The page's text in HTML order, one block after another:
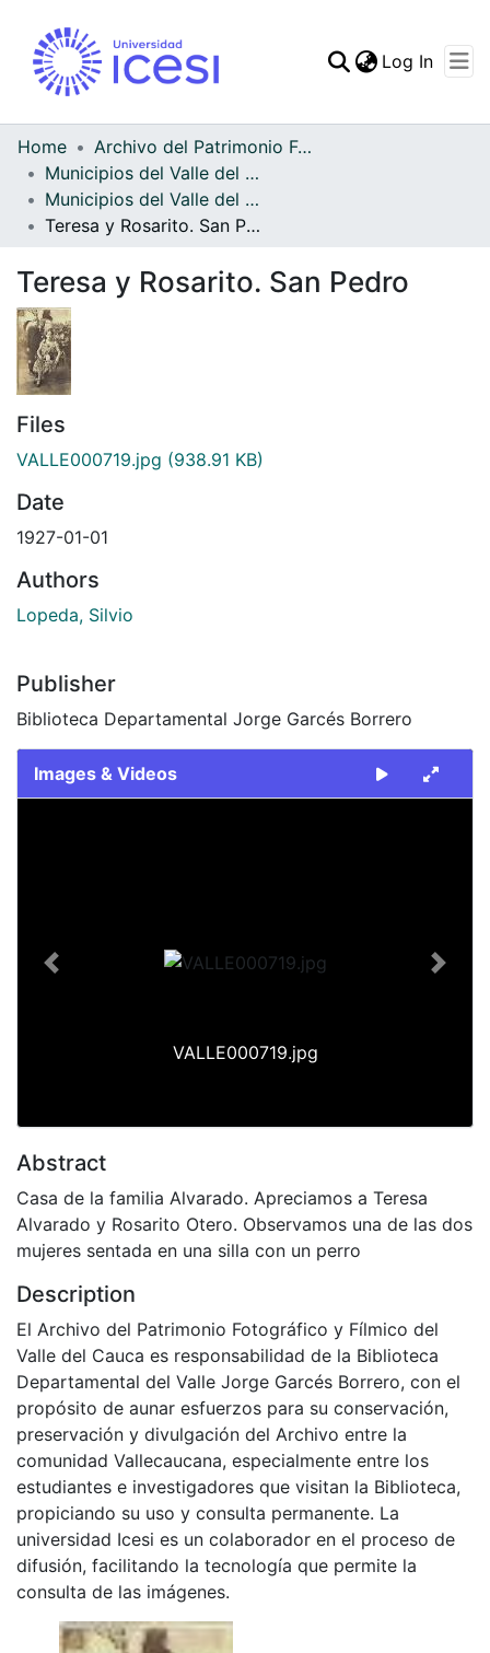
Log In
Home
Archivo del Patrimonio Fotográfico y Fílmico del Valle del Cauca
Municipios del Valle del Cauca
Municipios del Valle del Cauca
Teresa y Rosarito. San Pedro
Teresa y Rosarito. San Pedro
Files
VALLE000719.jpg (938.91 KB)
Date
1927-01-01
Authors
Lopeda, Silvio
Publisher
Biblioteca Departamental Jorge Garcés Borrero
Images & Videos
VALLE000719.jpg
Previous Next
Abstract
Casa de la familia Alvarado. Apreciamos a Teresa
Alvarado y Rosarito Otero. Observamos una de las dos
mujeres sentada en una silla con un perro
Description
El Archivo del Patrimonio Fotográfico y Fílmico del
Valle del Cauca es responsabilidad de la Biblioteca
Departamental del Valle Jorge Garcés Borrero, con el
propósito de aunar esfuerzos para su conservación,
preservación y divulgación del Archivo entre la
comunidad Vallecaucana, especialmente entre los
estudiantes e investigadores que visitan la Biblioteca,
propiciando su uso y consulta permanente. La
universidad Icesi es un colaborador en el proceso de
difusión, facilitando la tecnología que permite la
consulta de las imágenes.